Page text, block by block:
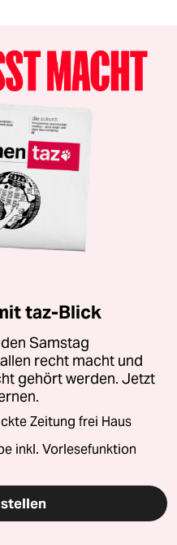
taz-Blick
Samstag
recht macht und
gehört werden. Jetzt
Zeitung frei Haus
inkl. Vorlesefunktion